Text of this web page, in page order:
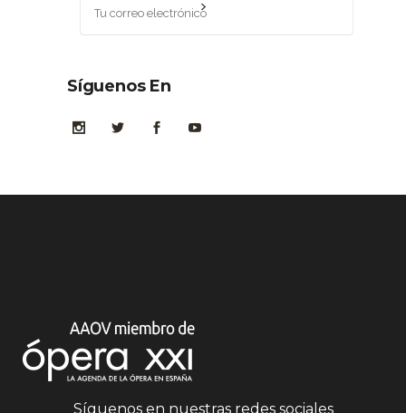
Síguenos En
Síguenos en nuestras redes sociales